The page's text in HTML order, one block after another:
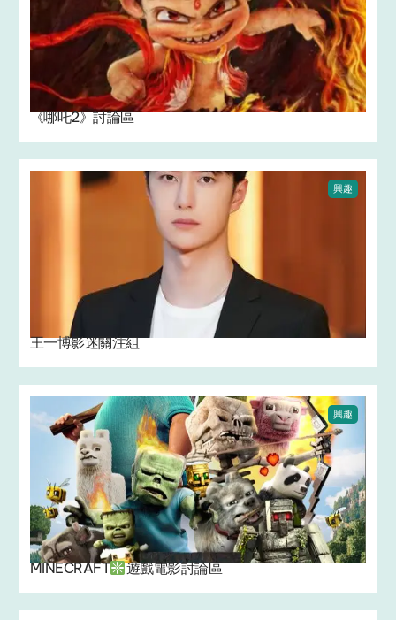
《哪吒2》討論區
興趣
王一博影迷關注組
興趣
MINECRAFT 遊戲電影討論區